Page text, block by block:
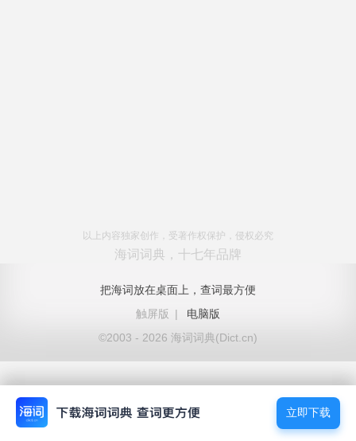
以上内容独家创作，受著作权保护，侵权必究
海词词典，十七年品牌
把海词放在桌面上，查词最方便
触屏版
|
电脑版
©2003 - 2026 海词词典(Dict.cn)
立即下载
立即下载